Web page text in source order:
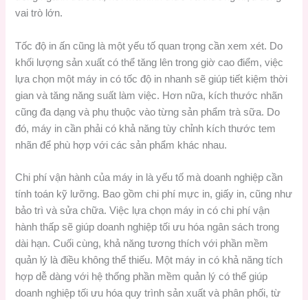
vai trò lớn.
Tốc độ in ấn cũng là một yếu tố quan trọng cần xem xét. Do
khối lượng sản xuất có thể tăng lên trong giờ cao điểm, việc
lựa chọn một máy in có tốc độ in nhanh sẽ giúp tiết kiệm thời
gian và tăng năng suất làm việc. Hơn nữa, kích thước nhãn
cũng đa dạng và phụ thuộc vào từng sản phẩm trà sữa. Do
đó, máy in cần phải có khả năng tùy chỉnh kích thước tem
nhãn để phù hợp với các sản phẩm khác nhau.
Chi phí vận hành của máy in là yếu tố mà doanh nghiệp cần
tính toán kỹ lưỡng. Bao gồm chi phí mực in, giấy in, cũng như
bảo trì và sửa chữa. Việc lựa chọn máy in có chi phí vận
hành thấp sẽ giúp doanh nghiệp tối ưu hóa ngân sách trong
dài hạn. Cuối cùng, khả năng tương thích với phần mềm
quản lý là điều không thể thiếu. Một máy in có khả năng tích
hợp dễ dàng với hệ thống phần mềm quản lý có thể giúp
doanh nghiệp tối ưu hóa quy trình sản xuất và phân phối, từ